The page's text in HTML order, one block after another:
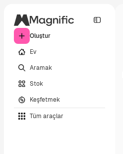
Oluştur
Ev
Aramak
Stok
Keşfetmek
Tüm araçlar